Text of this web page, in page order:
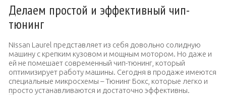
Делаем простой и эффективный чип-
тюнинг
Nissan Laurel представляет из себя довольно солидную
машину с крепким кузовом и мощным мотором. Но даже и
ей не помешает современный чип-тюнинг, который
оптимизирует работу машины. Сегодня в продаже имеются
специальные микросхемы – Тюнинг Бокс, которые легко и
просто устанавливаются и достаточно эффективны.